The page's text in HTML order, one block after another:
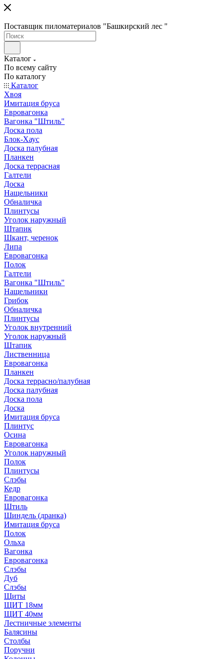
Поставщик пиломатериалов "Башкирский лес "
Каталог
По всему сайту
По каталогу
Каталог
Хвоя
Имитация бруса
Евровагонка
Вагонка "Штиль"
Доска пола
Блок-Хаус
Доска палубная
Планкен
Доска террасная
Галтели
Доска
Нащельники
Обналичка
Плинтусы
Уголок наружный
Штапик
Шкант, черенок
Липа
Евровагонка
Полок
Галтели
Вагонка "Штиль"
Нащельники
Грибок
Обналичка
Плинтусы
Уголок внутренний
Уголок наружный
Штапик
Лиственница
Евровагонка
Планкен
Доска террасно/палубная
Доска палубная
Доска пола
Доска
Имитация бруса
Плинтус
Осина
Евровагонка
Уголок наружный
Полок
Плинтусы
Слэбы
Кедр
Евровагонка
Штиль
Шиндель (дранка)
Имитация бруса
Полок
Ольха
Вагонка
Евровагонка
Слэбы
Дуб
Слэбы
Щиты
ЩИТ 18мм
ЩИТ 40мм
Лестничные элементы
Балясины
Столбы
Поручни